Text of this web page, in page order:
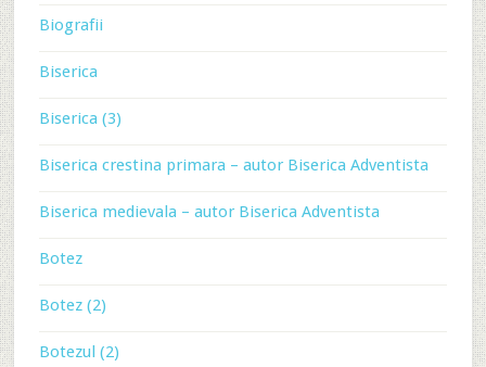
Biografii
Biserica
Biserica (3)
Biserica crestina primara – autor Biserica Adventista
Biserica medievala – autor Biserica Adventista
Botez
Botez (2)
Botezul (2)